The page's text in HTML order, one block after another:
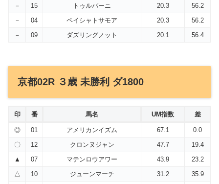
－
15 トゥルパーニ 20.3
56.2
－
04 ペイシャトサモア 20.3
56.2
－
09 ダズリングノット 20.1 56.4
京都02R ３歳 未勝利 ダ1800
印 番 馬名 UM指数 差
◎ 01 アメリカンイズム 67.1
0.0
〇
12 クロンヌジャン 47.7
19.4
▲
07 マテンロウアワー 43.9
23.2
△
10 ジューンマーチ 31.2
35.9